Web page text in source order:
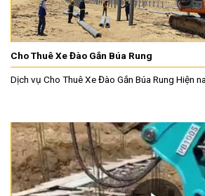
Cho Thuê Xe Đào Gắn Búa Rung
Dịch vụ Cho Thuê Xe Đào Gắn Búa Rung Hiện